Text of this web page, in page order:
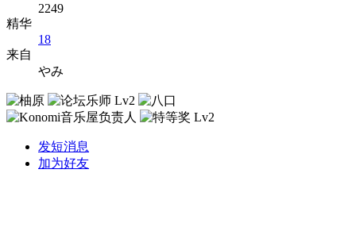
2249
精华
18
来自
やみ
发短消息
加为好友